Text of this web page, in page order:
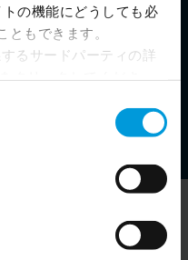
の機能にどうしても必
ともできます。
るサードパーティの詳
with our third-party
shall inform you that the
see latest status
(such as Microsoft and